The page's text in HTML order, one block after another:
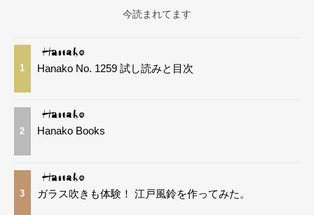
今読まれてます
1 Hanako No. 1259 試し読みと目次
2 Hanako Books
3 ガラス吹きも体験！ 江戸風鈴を作ってみた。